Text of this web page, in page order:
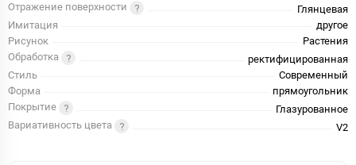
Отражение поверхности
Глянцевая
Имитация
другое
Рисунок
Растения
Обработка
ректифицированная
Стиль
Современный
Форма
прямоугольник
Покрытие
Глазурованное
Вариативность цвета
V2